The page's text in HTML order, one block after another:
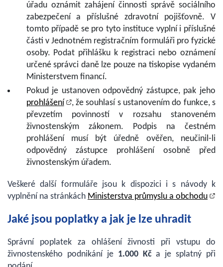
úřadu oznámit zahájení činnosti správě sociálního
zabezpečení a příslušné zdravotní pojišťovně. V
tomto případě se pro tyto instituce vyplní i příslušné
části v Jednotném registračním formuláři pro fyzické
osoby. Podat přihlášku k registraci nebo oznámení
určené správci daně lze pouze na tiskopise vydaném
Ministerstvem financí.
Pokud je ustanoven odpovědný zástupce, pak jeho
prohlášení
, že souhlasí s ustanovením do funkce, s
převzetím povinností v rozsahu stanoveném
živnostenským zákonem. Podpis na čestném
prohlášení musí být úředně ověřen, neučinil-li
odpovědný zástupce prohlášení osobně před
živnostenským úřadem.
Veškeré další formuláře jsou k dispozici i s návody k
vyplnění na stránkách Ministerstva průmyslu a obchodu
Jaké jsou poplatky a jak je lze uhradit
Správní poplatek za ohlášení živnosti při vstupu do
živnostenského podnikání je 1.000 Kča je splatný při